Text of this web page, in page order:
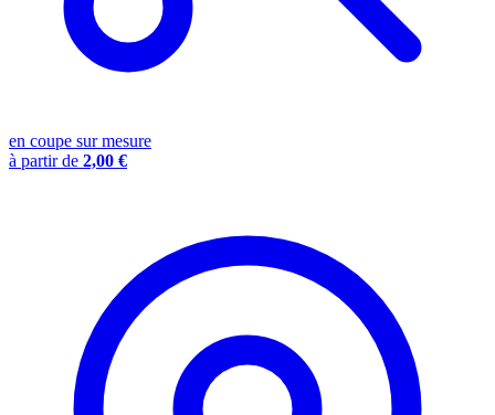
en coupe sur mesure
à partir de 2,00 €